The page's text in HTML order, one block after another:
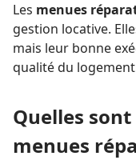
Les menues
gestion locative.
mais leur bonne
qualité du
Quelles
menues